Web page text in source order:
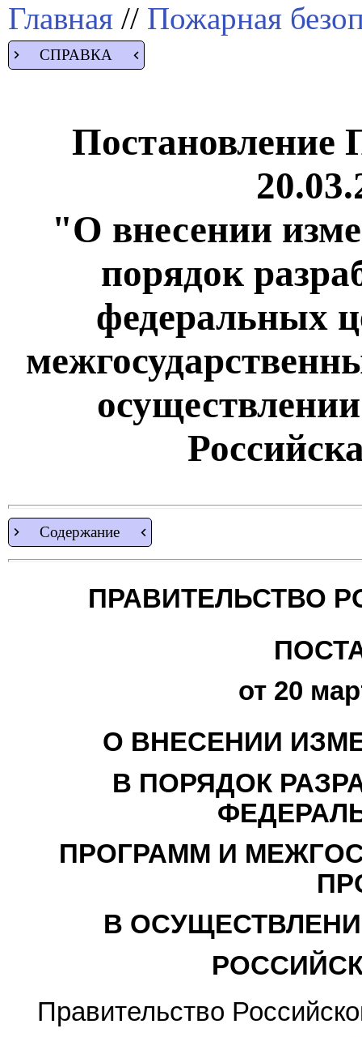
Главная // Пожарная
СПРАВКА
Постановление
"О внесении
порядок
федеральных
Содержание
ПРАВИТЕЛЬСТВО
от 20
О ВНЕСЕНИИ
В ПОРЯДОК
ПРОГРАММ И
В
Правительство